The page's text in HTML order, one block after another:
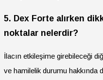
5. Dex Forte alırken
noktalar nelerdir?
İlacın etkileşime girebileceği
ve hamilelik durumu hakkında